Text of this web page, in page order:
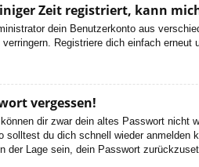
Zeit registriert, kann
dein Benutzerkonto aus
Registriere dich einfach
vergessen!
dir zwar dein altes Passwort nicht
solltest du dich schnell wieder anmelden
der Lage sein, dein Passwort